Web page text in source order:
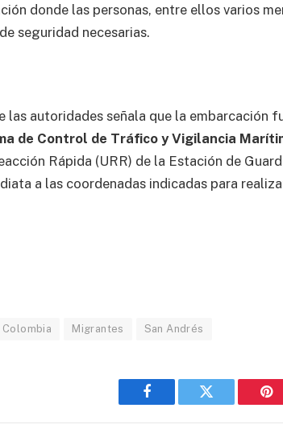
donde las personas, entre ellos varios
seguridad necesarias.
las autoridades señala que la embarcación
de Control de Tráfico y Vigilancia
Rápida (URR) de la Estación de
a las coordenadas indicadas para
Colombia Migrantes San Andrés
Facebook Twitter